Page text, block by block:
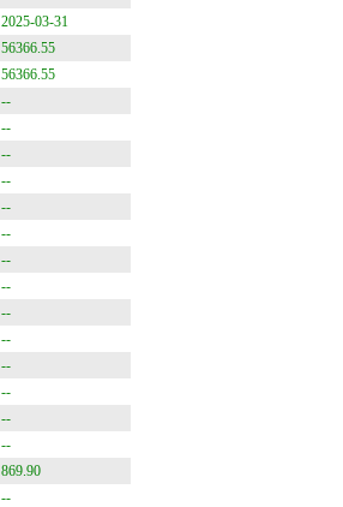
2025-03-31
56366.55
56366.55
--
--
--
--
--
--
--
--
--
--
--
--
--
--
869.90
--